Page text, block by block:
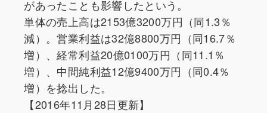
があったことも影響したという。
単体の売上高は2153億3200万円（同1.3％
減）。営業利益は32億8800万円（同16.7％
増）、経常利益20億0100万円（同11.1％
増）、中間純利益12億9400万円（同0.4％
増）を捻出した。
【2016年11月28日更新】